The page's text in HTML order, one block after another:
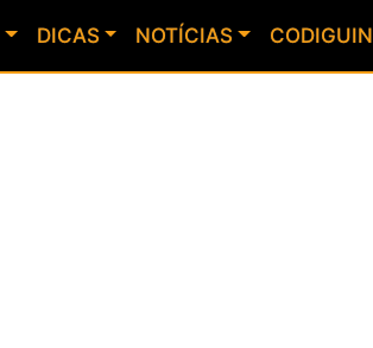
DICAS NOTÍCIAS CODIGUIN